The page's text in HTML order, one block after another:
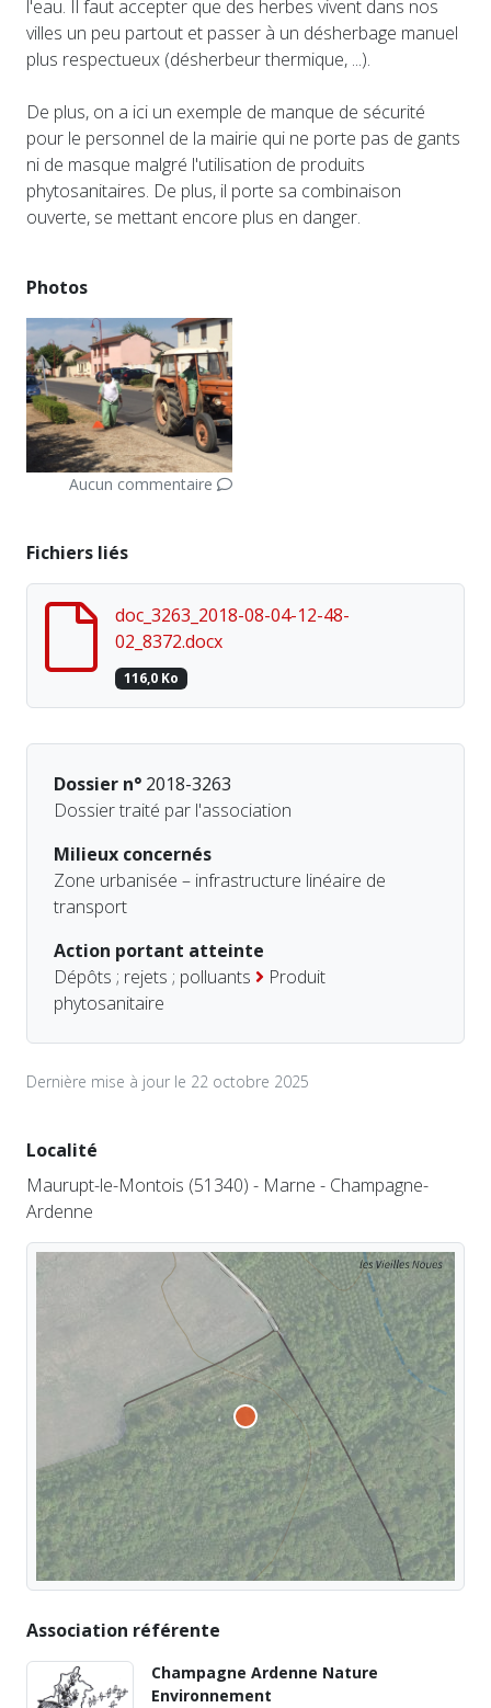
l'eau. Il faut accepter que des herbes vivent dans nos
villes un peu partout et passer à un désherbage manuel
plus respectueux (désherbeur thermique, ...).
De plus, on a ici un exemple de manque de sécurité
pour le personnel de la mairie qui ne porte pas de gants
ni de masque malgré l'utilisation de produits
phytosanitaires. De plus, il porte sa combinaison
ouverte, se mettant encore plus en danger.
Photos
Aucun commentaire
Fichiers liés
doc_3263_2018-08-04-12-48-
02_8372.docx
116,0 Ko
Dossier n° 2018-3263
Dossier traité par l'association
Milieux concernés
Zone urbanisée – infrastructure linéaire de
transport
Action portant atteinte
Dépôts ; rejets ; polluants
Produit
phytosanitaire
Dernière mise à jour le 22 octobre 2025
Localité
Maurupt-le-Montois (51340) - Marne - Champagne-
Ardenne
Association référente
Champagne Ardenne Nature
Environnement